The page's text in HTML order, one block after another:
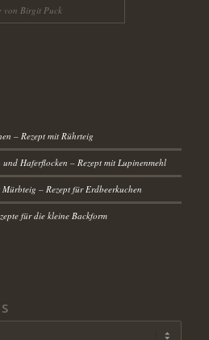
von Birgit Puck
– Rezept mit Rührteig
Haferflocken – Rezept mit Lupinenmehl
– Rezept für Erdbeerkuchen
für die kleine Backform